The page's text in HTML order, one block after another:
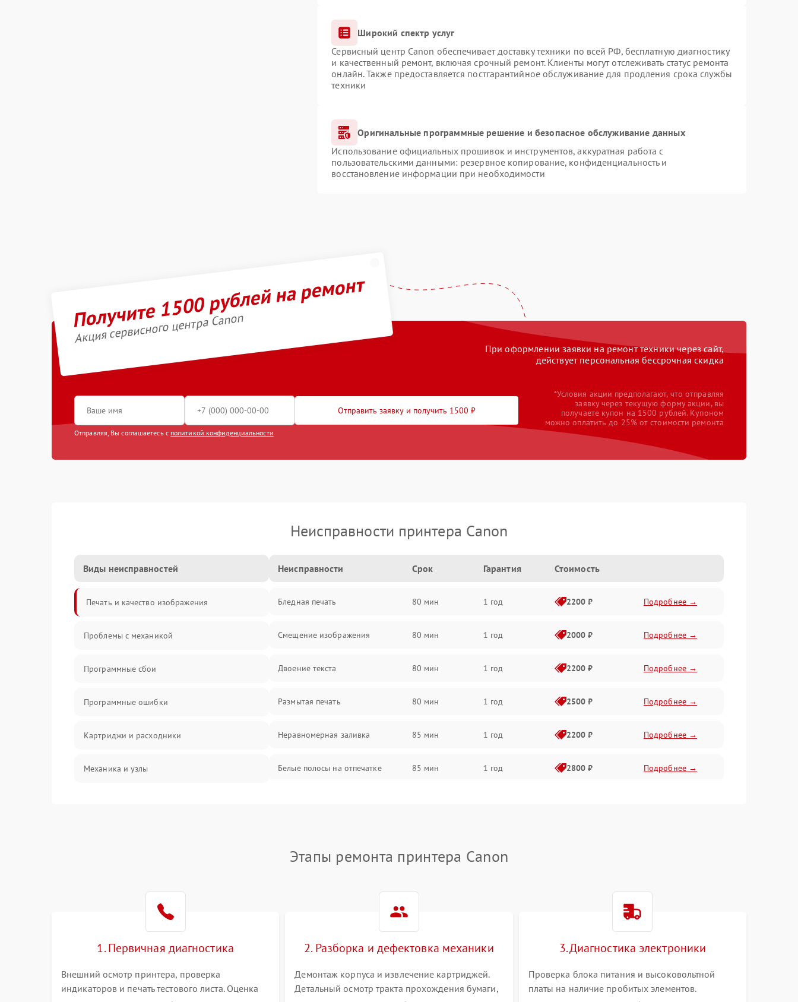
Широкий спектр услуг
Сервисный центр Canon обеспечивает доставку техники по всей РФ, бесплатную диагностику
и качественный ремонт, включая срочный ремонт. Клиенты могут отслеживать статус ремонта
онлайн. Также предоставляется постгарантийное обслуживание для продления срока службы
техники
Оригинальные программные решение и безопасное обслуживание данных
Использование официальных прошивок и инструментов, аккуратная работа с
пользовательскими данными: резервное копирование, конфиденциальность и
восстановление информации при необходимости
Получите 1500 рублей на ремонт
Акция сервисного центра Canon
При оформлении заявки на ремонт техники через сайт,
действует персональная бессрочная скидка
Отправить заявку и получить 1500 ₽
Отправляя, Вы соглашаетесь с политикой конфиденциальности
*Условия акции предполагают, что отправляя
заявку через текущую форму акции, вы
получаете купон на 1500 рублей. Купоном
можно оплатить до 25% от стоимости ремонта
Неисправности принтера Canon
Виды неисправностей
Печать и качество изображения
Проблемы с механикой
Программные сбои
Программные ошибки
Картриджи и расходники
Механика и узлы
Неисправности Срок Гарантия Стоимость
Бледная печать 80 мин 1 год 2200 ₽ Подробнее →
Смещение изображения 80 мин 1 год 2000 ₽ Подробнее →
Двоение текста 80 мин 1 год 2200 ₽ Подробнее →
Размытая печать 80 мин 1 год 2500 ₽ Подробнее →
Неравномерная заливка 85 мин 1 год 2200 ₽ Подробнее →
Белые полосы на отпечатке 85 мин 1 год 2800 ₽ Подробнее →
Этапы ремонта принтера Canon
1. Первичная диагностика
Внешний осмотр принтера, проверка
индикаторов и печать тестового листа. Оценка
2. Разборка и дефектовка механики
Демонтаж корпуса и извлечение картриджей.
Детальный осмотр тракта прохождения бумаги,
3. Диагностика электроники
Проверка блока питания и высоковольтной
платы на наличие пробитых элементов.